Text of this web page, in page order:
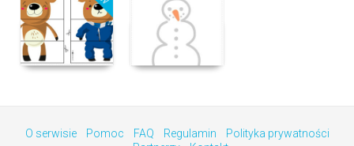
O serwisie Pomoc FAQ Regulamin
Polityka prywatności